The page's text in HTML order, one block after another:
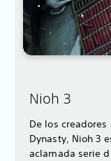
Nioh 3
De los
Dynasty, Nioh 3
aclamada serie